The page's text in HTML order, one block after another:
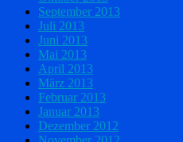
September 2013
Juli 2013
Juni 2013
Mai 2013
April 2013
März 2013
Februar 2013
Januar 2013
Dezember 2012